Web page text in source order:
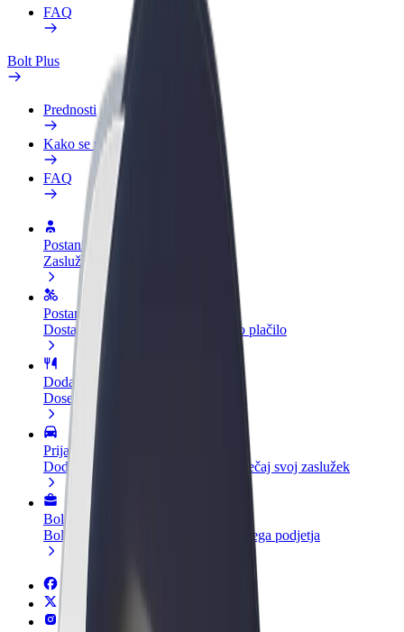
FAQ
Bolt Plus
Prednosti
Kako se pridružiti
FAQ
Postani voznik
Zasluži denar pod svojimi pogoji
Postanite kurir
Dostavljaj hrano in prejmi tedensko plačilo
Dodaj restavracijo ali trgovino
Dosezi več strank in zvišaj zaslužek
Prijavi se kot lastnik voznega parka
Dodaj svoj vozni park v Bolt in povečaj svoj zaslužek
Bolt za podjetja
Boltovi izdelki in storitve za rast tvojega podjetja